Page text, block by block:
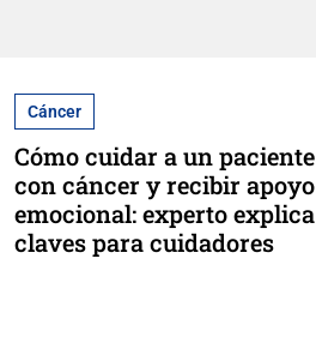
Cáncer
Cómo cuidar a un paciente
con cáncer y recibir apoyo
emocional: experto explica
claves para cuidadores